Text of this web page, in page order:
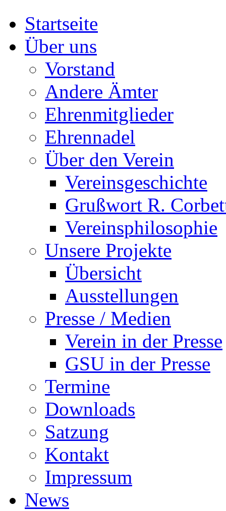
Startseite
Über uns
Vorstand
Andere Ämter
Ehrenmitglieder
Ehrennadel
Über den Verein
Vereinsgeschichte
Grußwort R.
Vereinsphilosophie
Unsere Projekte
Übersicht
Ausstellungen
Presse / Medien
Verein in der Presse
GSU in der Presse
Termine
Downloads
Satzung
Kontakt
Impressum
News